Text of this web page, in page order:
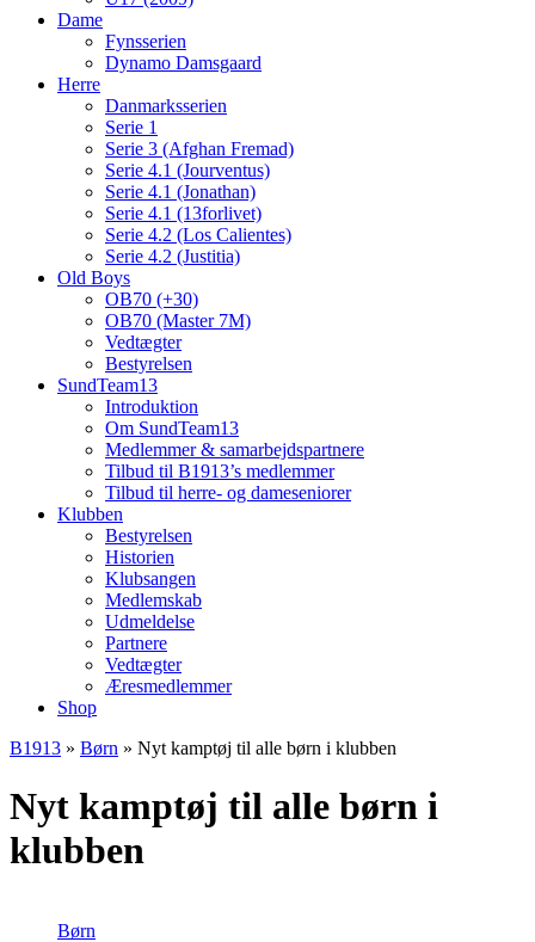
Dame
Fynsserien
Dynamo Damsgaard
Herre
Danmarksserien
Serie 1
Serie 3 (Afghan Fremad)
Serie 4.1 (Jourventus)
Serie 4.1 (Jonathan)
Serie 4.1 (13forlivet)
Serie 4.2 (Los Calientes)
Serie 4.2 (Justitia)
Old Boys
OB70 (+30)
OB70 (Master 7M)
Vedtægter
Bestyrelsen
SundTeam13
Introduktion
Om SundTeam13
Medlemmer & samarbejdspartnere
Tilbud til B1913’s medlemmer
Tilbud til herre- og dameseniorer
Klubben
Bestyrelsen
Historien
Klubsangen
Medlemskab
Udmeldelse
Partnere
Vedtægter
Æresmedlemmer
Shop
B1913 » Børn » Nyt kamptøj til alle børn i klubben
Nyt kamptøj til alle børn i
klubben
Børn